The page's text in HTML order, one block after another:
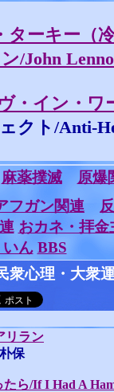
ターキー（
/John
・イン・ワ
クト/Anti-
麻薬撲滅
原爆
フガン関連
おカネ・拝金
いん BBS
衆心理・大衆
リラン
朴保
ら/If I Had A